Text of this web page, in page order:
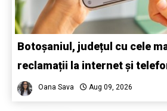
Botoșaniul, județul cu cele
reclamații la internet și
Oana Sava Aug 09, 2026